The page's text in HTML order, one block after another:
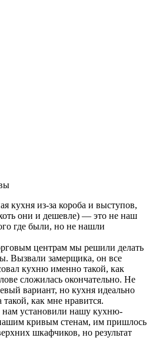
кухня из-за короба и выступов,
они и дешевле) — это не наш
где были, но не нашли
центрам мы решили делать
Вызвали замерщика, он все
кухню именно такой, как
сложилась окончательно. Не
вариант, но кухня идеально
как мне нравится.
нам установили нашу кухню-
кривым стенам, им пришлось
шкафчиков, но результат